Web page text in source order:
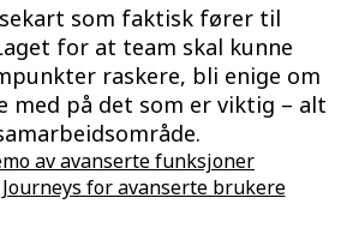
Guard
apper
som faktisk fører til
for at team skal kunne
raskere, bli enige om
med på det som er viktig – alt
av avanserte funksjoner
for avanserte brukere